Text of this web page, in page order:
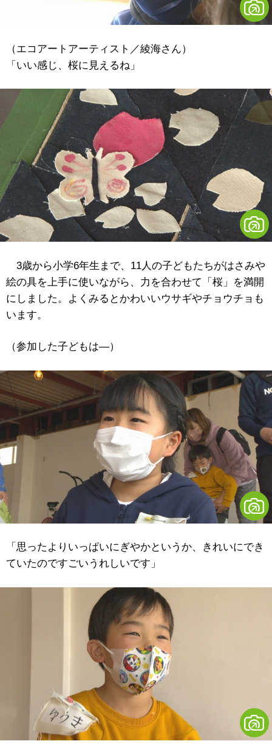
（エコアートアーティスト／綾海さん）
「いい感じ、桜に見えるね」
3歳から小学6年生まで、11人の子どもたちがはさみや
絵の具を上手に使いながら、力を合わせて「桜」を満開
にしました。よくみるとかわいいウサギやチョウチョも
います。
（参加した子どもは―）
「思ったよりいっぱいにぎやかというか、きれいにでき
ていたのですごいうれしいです」